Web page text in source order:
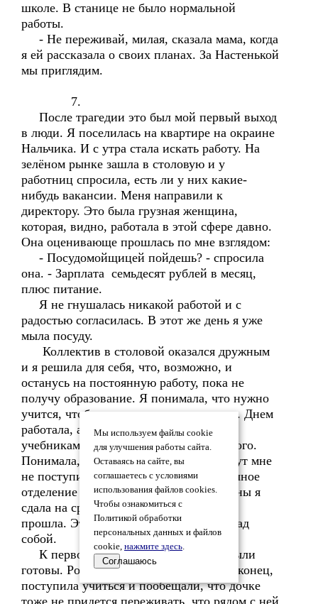
школе. В станице не было нормальной
работы.
- Не переживай, милая, сказала мама, когда
я ей рассказала о своих планах. За Настенькой
мы приглядим.
7.
После трагедии это был мой первый выход
в люди. Я поселилась на квартире на окраине
Нальчика. И с утра стала искать работу. На
зелёном рынке зашла в столовую и у
работниц спросила, есть ли у них какие-
нибудь вакансии. Меня направили к
директору. Это была грузная женщина,
которая, видно, работала в этой сфере давно.
Она оценивающе прошлась по мне взглядом:
- Посудомойщицей пойдешь? - спросила
она. - Зарплата семьдесят рублей в месяц,
плюс питание.
Я не гнушалась никакой работой и с
радостью согласилась. В этот же день я уже
мыла посуду.
Коллектив в столовой оказался дружным
и я решила для себя, что, возможно, и
останусь на постоянную работу, пока не
получу образование. Я понимала, что нужно
учится, чтобы достичь чего-то в жизни. Днем
работала, а по вечерам сидела над
учебниками. Решила начать с небольшого.
Понимала, что в медицинский институт мне
не поступить, но в медучилище на заочное
отделение у меня были шансы. Экзамены я
сдала на средние баллы, но по спискам
прошла. Это была моя первая победа над
собой.
К первому сентября мы с дочкой были
готовы. Родители радовались, что я, наконец,
поступила учиться и пообещали, что дочке
тоже не придется переживать, что рядом с ней
Мы используем файлы cookie
для улучшения работы сайта.
Оставаясь на сайте, вы
соглашаетесь с условиями
использования файлов cookies.
Чтобы ознакомиться с
Политикой обработки
персональных данных и файлов
cookie, нажмите здесь.
Соглашаюсь